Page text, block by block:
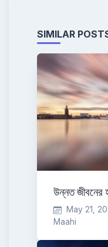
SIMILAR
উন্নত জীবনের
May 21,
Maahi